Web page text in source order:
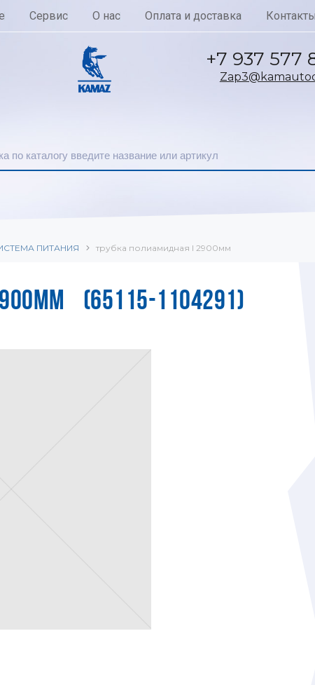
Сервис О нас Оплата и доставка Контакты
+7 937 577
ПИТАНИЯ трубка полиамидная l 2900мм
(65115-1104291)